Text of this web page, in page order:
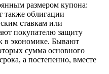
размером купона:
также облигации
ставкам или
покупателю защиту
в экономике. Бывают
сумма основного
а постепенно, вместе